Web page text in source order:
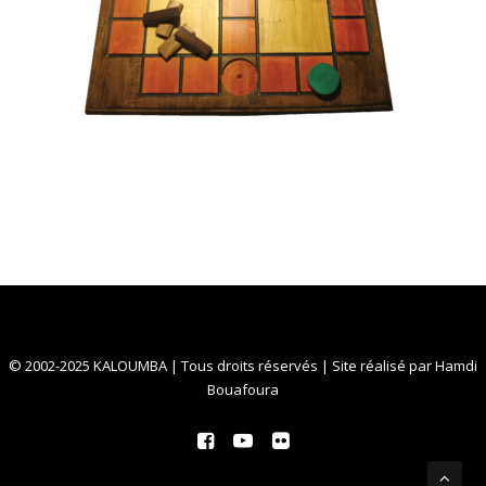
© 2002-2025 KALOUMBA | Tous droits réservés | Site réalisé parHamdi
Bouafoura